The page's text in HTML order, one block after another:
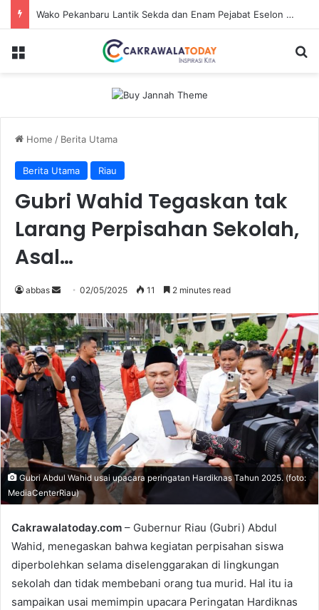
Wako Pekanbaru Lantik Sekda dan Enam Pejabat Eselon Lainnya
Home / Berita Utama
Berita Utama Riau
Gubri Wahid Tegaskan tak
Larang Perpisahan Sekolah,
Asal…
abbas
n
d
a
n
e
m
a
i
02/05/2025 11 2 minutes read
Gubri Abdul Wahid usai upacara peringatan Hardiknas Tahun 2025. (foto:
MediaCenterRiau)
Cakrawalatoday.com – Gubernur Riau (Gubri) Abdul
Wahid, menegaskan bahwa kegiatan perpisahan siswa
diperbolehkan selama diselenggarakan di lingkungan
sekolah dan tidak membebani orang tua murid. Hal itu ia
sampaikan usai memimpin upacara Peringatan Hardiknas